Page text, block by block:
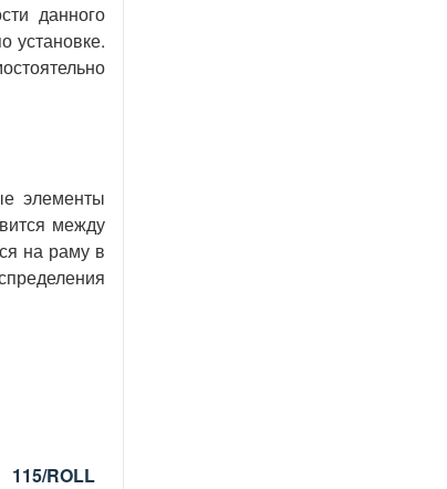
данного
установке.
элементы
между
на раму в
115/ROLL